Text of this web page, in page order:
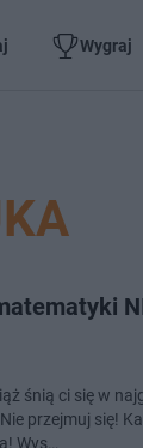
Wygraj
śnią ci się w
przejmuj się!
Wys…